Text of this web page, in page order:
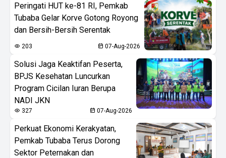
Peringati HUT ke-81 RI, Pemkab
Tubaba Gelar Korve Gotong Royong
dan Bersih-Bersih Serentak
203 07-Aug-2026
Solusi Jaga Keaktifan Peserta,
BPJS Kesehatan Luncurkan
Program Cicilan Iuran Berupa
NADI JKN
327 07-Aug-2026
Perkuat Ekonomi Kerakyatan,
Pemkab Tubaba Terus Dorong
Sektor Peternakan dan